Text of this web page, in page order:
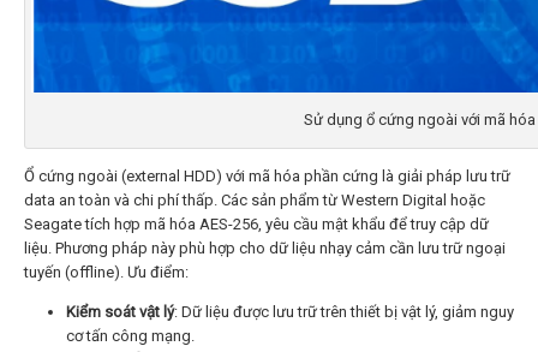
Sử dụng ổ cứng ngoài với mã
Ổ cứng ngoài (external HDD) với mã hóa phần cứng là giải pháp lưu trữ
data an toàn và chi phí thấp. Các sản phẩm từ Western Digital hoặc
Seagate tích hợp mã hóa AES-256, yêu cầu mật khẩu để truy cập dữ
liệu. Phương pháp này phù hợp cho dữ liệu nhạy cảm cần lưu trữ ngoại
tuyến (offline). Ưu điểm:
Kiểm soát vật lý: Dữ liệu được lưu trữ trên thiết bị vật lý, giảm nguy
cơ tấn công mạng.